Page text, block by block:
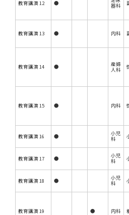
教育講演 12 ● 器科
教育講演 13 ● 内科
教育講演 14 ● 産婦
人科
教育講演 15 ● 内科
教育講演 16 ● 小児
科
教育講演 17 ● 小児
科
教育講演 18 ● 小児
科
教育講演 19 ● 内科